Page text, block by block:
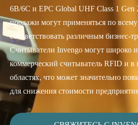
6B/6C и EPC Global UHF Class 1 Gen
продажи могут применяться по
соответствовать различным бизнес-
Считыватели Invengo могут широко
коммерческий считыватель RFID и
областях, что может значительно
для снижения стоимости